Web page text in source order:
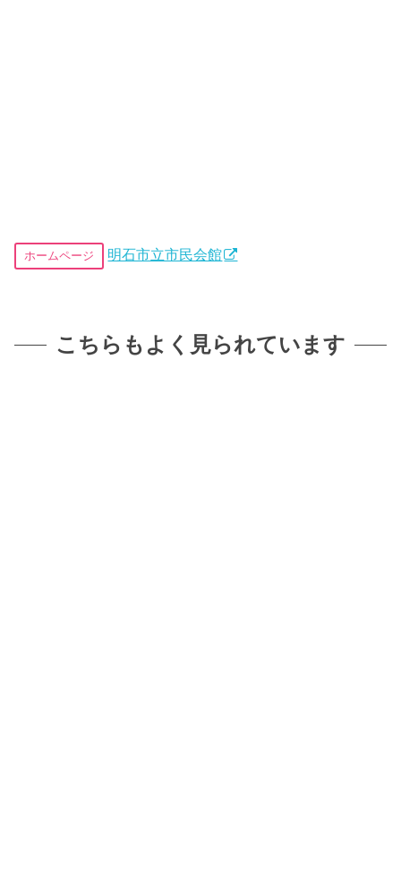
ホームページ 明石市立市民会館
こちらもよく見られています